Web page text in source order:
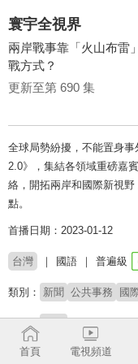
寰宇全視界
兩岸戰事靠「火山布雷
戰方式？
更新至第 690 集
全球局勢紛擾，不能置身
2.0》，集結各領域重磅嘉
絡，開拓兩岸和國際新視
點。
首播日期：2023-01-12
台灣 國語 普遍級
類別： 新聞 公共事務 國
主持：
首頁 電視頻道